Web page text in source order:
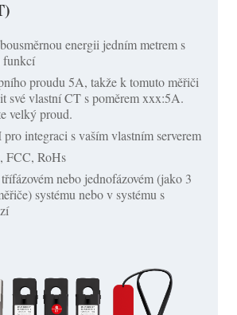
energii jedním metrem s
funkcí
proudu 5A, takže k tomuto měřiči
své vlastní CT s poměrem xxx:5A.
velký proud.
integraci s vaším vlastním serverem
FCC, RoHs
nebo jednofázovém (jako 3
systému nebo v systému s